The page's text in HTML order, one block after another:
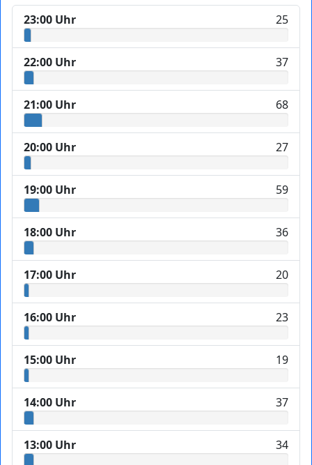
23:00 Uhr 25
22:00 Uhr 37
21:00 Uhr 68
20:00 Uhr 27
19:00 Uhr 59
18:00 Uhr 36
17:00 Uhr 20
16:00 Uhr 23
15:00 Uhr 19
14:00 Uhr 37
13:00 Uhr 34